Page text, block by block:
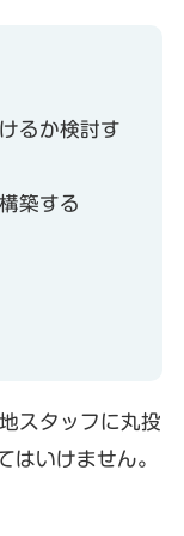
るか検討す
築する
スタッフに丸投
はいけません。